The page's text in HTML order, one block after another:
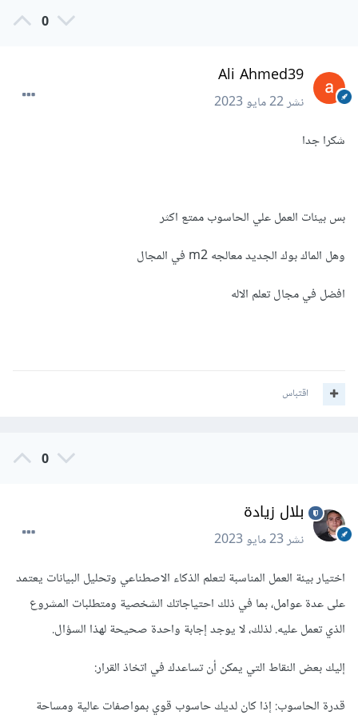
0
Ali Ahmed39
نشر22 مايو 2023
شكرا جدا
بس بيئات العمل علي الحاسوب ممتع اكثر
وهل الماك بوك الجديد معالجه m2 في المجال
افضل في مجال تعلم الاله
اقتباس
0
بلال زيادة
نشر23 مايو 2023
اختيار بيئة العمل المناسبة لتعلم الذكاء الاصطناعي وتحليل البيانات يعتمد
على عدة عوامل، بما في ذلك احتياجاتك الشخصية ومتطلبات المشروع
الذي تعمل عليه. لذلك، لا يوجد إجابة واحدة صحيحة لهذا السؤال.
إليك بعض النقاط التي يمكن أن تساعدك في اتخاذ القرار:
قدرة الحاسوب: إذا كان لديك حاسوب قوي بمواصفات عالية ومساحة